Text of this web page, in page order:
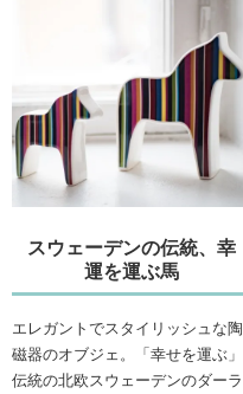
スウェーデンの伝統、幸
運を運ぶ馬
エレガントでスタイリッシュな陶
磁器のオブジェ。「幸せを運ぶ」
伝統の北欧スウェーデンのダーラ